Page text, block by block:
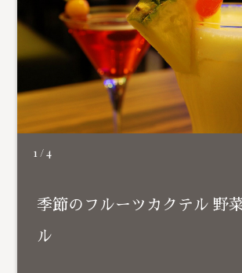
1 /4
季節のフルーツカクテル 野
ル